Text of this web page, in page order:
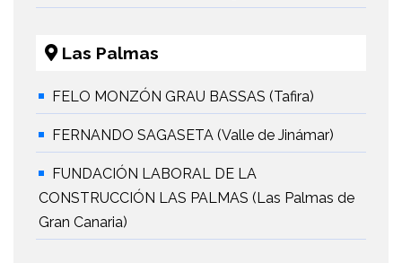
Las Palmas
FELO MONZÓN GRAU BASSAS (Tafira)
FERNANDO SAGASETA (Valle de Jinámar)
FUNDACIÓN LABORAL DE LA
CONSTRUCCIÓN LAS PALMAS (Las Palmas de
Gran Canaria)